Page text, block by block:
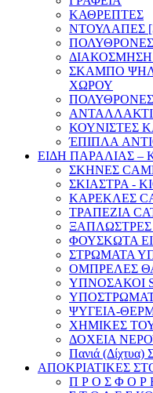
ΚΑΘΡΕΠΤΕΣ
ΝΤΟΥΛΑΠΕΣ
ΠΟΛΥΘΡΟΝΕΣ
ΣΚΑΜΠΟ
ΧΩΡΟΥ
ΚΟΥΝΙΣΤΕΣ
ΈΠΙΠΛΑ
ΕΙΔΗ ΠΑΡΑΛΙΑΣ –
ΣΚΗΝΕΣ
ΣΚΙΑΣΤΡΑ -
ΚΑΡΕΚΛΕΣ
ΤΡΑΠΕΖΙΑ
ΦΟΥΣΚΩΤΑ
ΣΤΡΩΜΑΤΑ
ΟΜΠΡΕΛΕΣ
ΥΠΝΟΣΑΚΟΙ
ΨΥΓΕΙΑ-
ΧΗΜΙΚΕΣ
ΔΟΧΕΙΑ
Πανιά (Δίχτυα)
ΑΠΟΚΡΙΑΤΙΚΕΣ
Π Ρ Ο Σ Φ Ο Ρ